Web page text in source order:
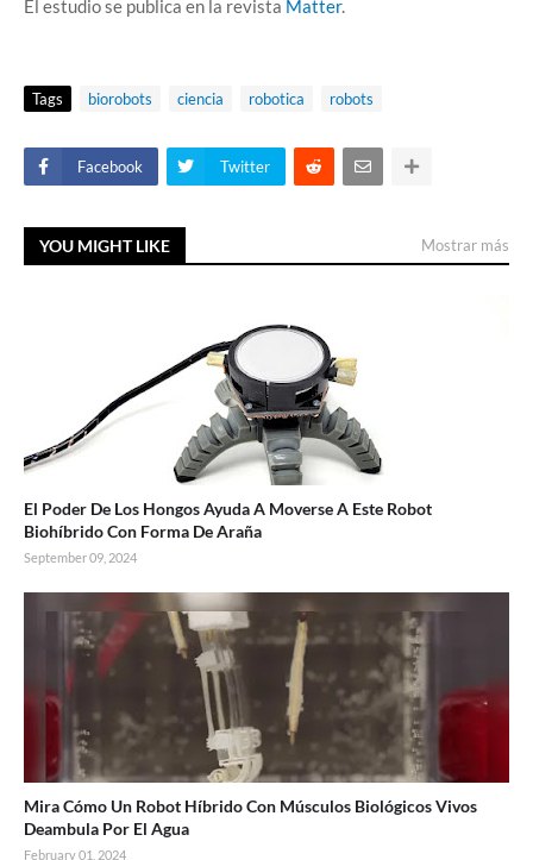
El estudio se publica en la revista Matter.
Tags biorobots ciencia robotica robots
Facebook Twitter
YOU MIGHT LIKE Mostrar más
El Poder De Los Hongos Ayuda A Moverse A Este Robot
Biohíbrido Con Forma De Araña
September 09, 2024
Mira Cómo Un Robot Híbrido Con Músculos Biológicos Vivos
Deambula Por El Agua
February 01, 2024